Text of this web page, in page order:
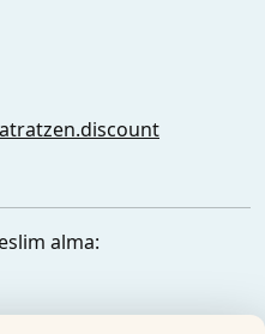
alma: